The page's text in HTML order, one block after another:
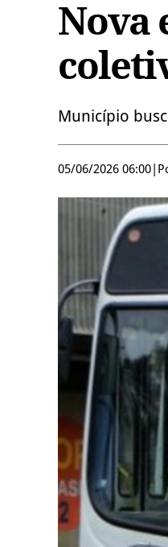
Nova
Município
05/06/2026 06:00